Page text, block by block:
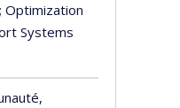
Optimization
Systems